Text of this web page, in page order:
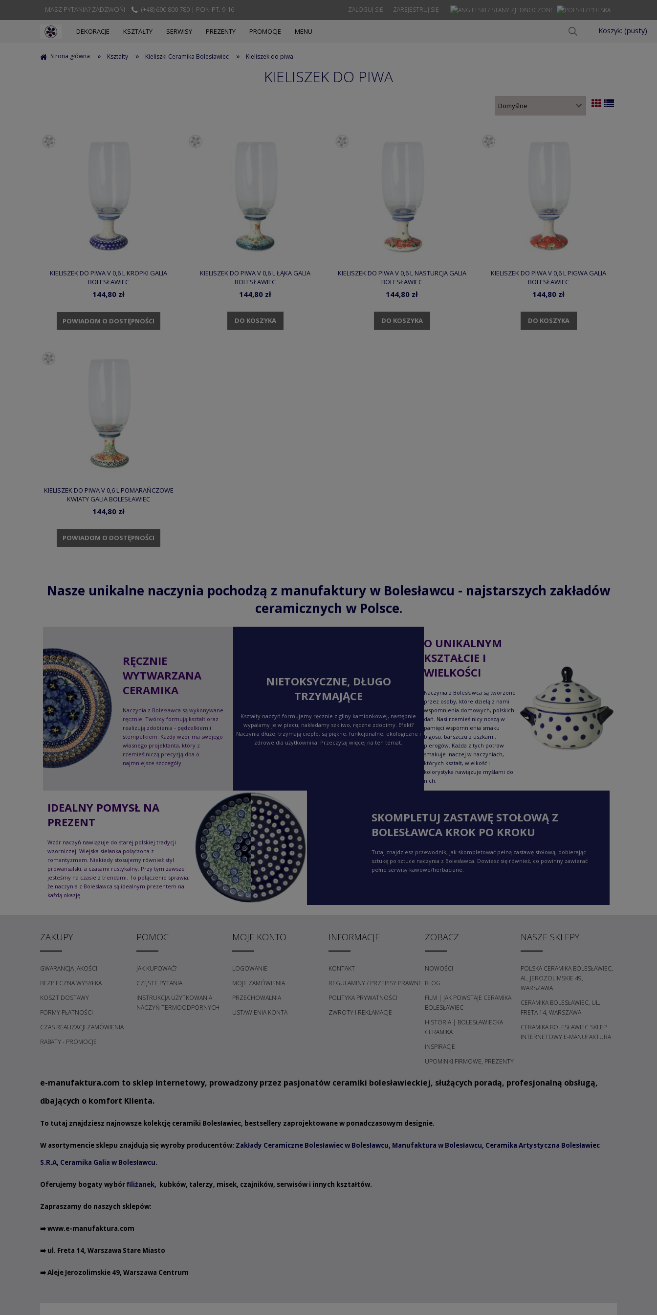
MASZ PYTANIA? ZADZWOŃ! (+48) 690 800 780 | PON-PT. 9-16 ZAREJESTRUJ SIĘ
ZALOGUJ SIĘ
Koszyk: (pusty)
DEKORACJE KSZTAŁTY SERWISY PREZENTY PROMOCJE MENU
Strona główna » Kształty » Kieliszki Ceramika Bolesławiec » Kieliszek do piwa
KIELISZEK DO PIWA
KIELISZEK DO PIWA V 0,6 L KROPKI GALIA
BOLESŁAWIEC
144,80 zł
POWIADOM O DOSTĘPNOŚCI
KIELISZEK DO PIWA V 0,6 L ŁĄKA GALIA
BOLESŁAWIEC
144,80 zł
DO KOSZYKA
KIELISZEK DO PIWA V 0,6 L NASTURCJA GALIA
BOLESŁAWIEC
144,80 zł
DO KOSZYKA
KIELISZEK DO PIWA V 0,6 L PIGWA GALIA
BOLESŁAWIEC
144,80 zł
DO KOSZYKA
KIELISZEK DO PIWA V 0,6 L POMARAŃCZOWE
KWIATY GALIA BOLESŁAWIEC
144,80 zł
POWIADOM O DOSTĘPNOŚCI
Nasze unikalne naczynia pochodzą z manufaktury w Bolesławcu - najstarszych zakładów
ceramicznych w Polsce.
RĘCZNIE
WYTWARZANA
CERAMIKA
Naczynia z Bolesławca są wykonywane
ręcznie. Twórcy formują kształt oraz
realizują zdobienia - pędzelkiem i
stempelkiem. Każdy wzór ma swojego
własnego projektanta, który z
rzemieślniczą precyzją dba o
najmniejsze szczegóły.
NIETOKSYCZNE, DŁUGO
TRZYMAJĄCE
Kształty naczyń formujemy ręcznie z gliny kamionkowej, następnie
wypalamy je w piecu, nakładamy szkliwo, ręczne zdobimy. Efekt?
Naczynia dłużej trzymają ciepło, są piękne, funkcjonalne, ekologiczne i
zdrowe dla użytkownika. Przeczytaj więcej na ten temat.
O UNIKALNYM
KSZTAŁCIE I
WIELKOŚCI
Naczynia z Bolesławca są tworzone
przez osoby, które dzielą z nami
wspomnienia domowych, polskich
dań. Nasi rzemieślnicy noszą w
pamięci wspomnienia smaku
bigosu, barszczu z uszkami,
pierogów. Każda z tych potraw
smakuje inaczej w naczyniach,
których kształt, wielkość i
kolorystyka nawiązuje myślami do
nich.
IDEALNY POMYSŁ NA
PREZENT
Wzór naczyń nawiązuje do starej polskiej tradycji
wzorniczej. Wiejska sielanka połączona z
romantyzmem. Niekiedy stosujemy również styl
prowansalski, a czasami rustykalny. Przy tym zawsze
jesteśmy na czasie z trendami. To połączenie sprawia,
że naczynia z Bolesławca są idealnym prezentem na
każdą okazję.
SKOMPLETUJ ZASTAWĘ STOŁOWĄ Z
BOLESŁAWCA KROK PO KROKU
Tutaj znajdziesz przewodnik, jak skompletować pełną zastawę stołową, dobierając
sztukę po sztuce naczynia z Bolesławca. Dowiesz się również, co powinny zawierać
pełne serwisy kawowe/herbaciane.
ZAKUPY
GWARANCJA JAKOŚCI
BEZPIECZNA WYSYŁKA
KOSZT DOSTAWY
FORMY PŁATNOŚCI
CZAS REALIZACJI ZAMÓWIENIA
RABATY - PROMOCJE
POMOC
JAK KUPOWAĆ?
CZĘSTE PYTANIA
INSTRUKCJA UŻYTKOWANIA
NACZYŃ TERMOODPORNYCH
MOJE KONTO
LOGOWANIE
MOJE ZAMÓWIENIA
PRZECHOWALNIA
USTAWIENIA KONTA
INFORMACJE
KONTAKT
REGULAMINY / PRZEPISY PRAWNE
POLITYKA PRYWATNOŚCI
ZWROTY I REKLAMACJE
ZOBACZ
NOWOŚCI
BLOG
FILM | JAK POWSTAJE CERAMIKA
BOLESŁAWIEC
HISTORIA | BOLESŁAWIECKA
CERAMIKA
INSPIRACJE
UPOMINKI FIRMOWE, PREZENTY
NASZE SKLEPY
POLSKA CERAMIKA BOLESŁAWIEC,
AL. JEROZOLIMSKIE 49,
WARSZAWA
CERAMIKA BOLESŁAWIEC, UL.
FRETA 14, WARSZAWA
CERAMIKA BOLESŁAWIEC SKLEP
INTERNETOWY E-MANUFAKTURA
e-manufaktura.com to sklep internetowy, prowadzony przez pasjonatów ceramiki bolesławieckiej, służących poradą, profesjonalną obsługą,
dbających o komfort Klienta.
To tutaj znajdziesz najnowsze kolekcję ceramiki Bolesławiec, bestsellery zaprojektowane w ponadczasowym designie.
W asortymencie sklepu znajdują się wyroby producentów: Zakłady Ceramiczne Bolesławiec w Bolesławcu, Manufaktura w Bolesławcu, Ceramika Artystyczna Bolesławiec
S.R.A, Ceramika Galia w Bolesławcu.
Oferujemy bogaty wybórfiliżanek, kubków, talerzy, misek, czajników, serwisów i innych kształtów.
Zapraszamy do naszych sklepów:
➡️www.e-manufaktura.com
➡️ ul. Freta 14, Warszawa Stare Miasto
➡️ Aleje Jerozolimskie 49, Warszawa Centrum